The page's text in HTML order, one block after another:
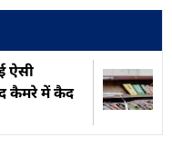
ऐसी
कैमरे में कैद